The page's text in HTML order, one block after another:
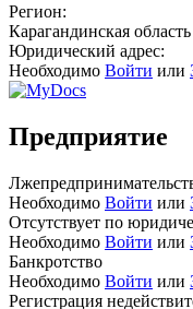
Регион:
Карагандинская область
Юридический адрес:
Необходимо Войти или
Предприятие
Необходимо Войти или
Отсутствует по
Необходимо Войти или
Банкротство
Необходимо Войти или
Регистрация